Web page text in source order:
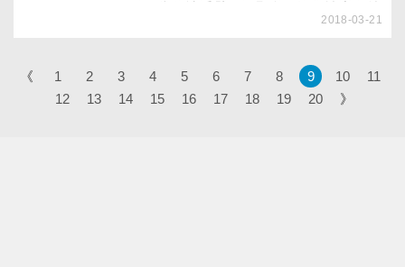
可甩掉蝴蝶袖，自信地換上無袖的新裝，
2018-03-21
《 1 2 3 4 5 6 7 8 9 10
11
12
13 14 15 16 17 18 19 20 》